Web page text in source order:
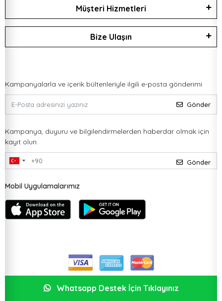
Müşteri Hizmetleri
Bize Ulaşın
Kampanyalarla ve içerik bültenleriyle ilgili e-posta gönderimi
Gönder
Kampanya, duyuru ve bilgilendirmelerden haberdar olmak için
kayıt olun.
Gönder
Mobil Uygulamalarımız
Whatsapp Destek İçin Tıklayınız